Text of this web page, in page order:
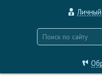
Личный